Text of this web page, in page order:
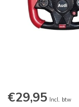
€29,95 Incl. btw